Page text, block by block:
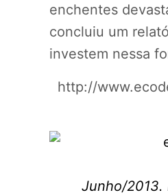
enchentes
concluiu um
investem nessa
http://
Junho/2013.